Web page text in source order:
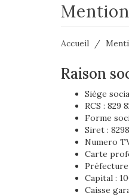
Accueil
Raison
Siège
RCS : 829
Forme
Siret :
Numero
Carte
Capital :
Caisse